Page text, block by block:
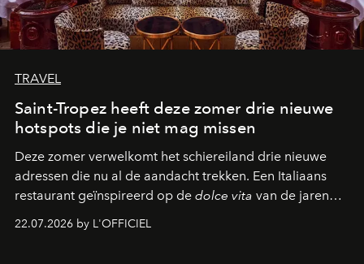
TRAVEL
Saint-Tropez heeft deze zomer drie nieuwe
hotspots die je niet mag missen
Deze zomer verwelkomt het schiereiland drie nieuwe
adressen die nu al de aandacht trekken. Een Italiaans
restaurant geïnspireerd op de dolce vita van de jaren
verandert in een bruisende ontmoetingsplek en de
22.07.2026 by L'OFFICIEL